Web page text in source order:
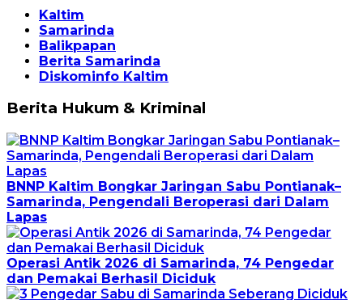
Kaltim
Samarinda
Balikpapan
Berita Samarinda
Diskominfo Kaltim
Berita Hukum & Kriminal
BNNP Kaltim Bongkar Jaringan Sabu Pontianak–
Samarinda, Pengendali Beroperasi dari Dalam
Lapas
Operasi Antik 2026 di Samarinda, 74 Pengedar
dan Pemakai Berhasil Diciduk